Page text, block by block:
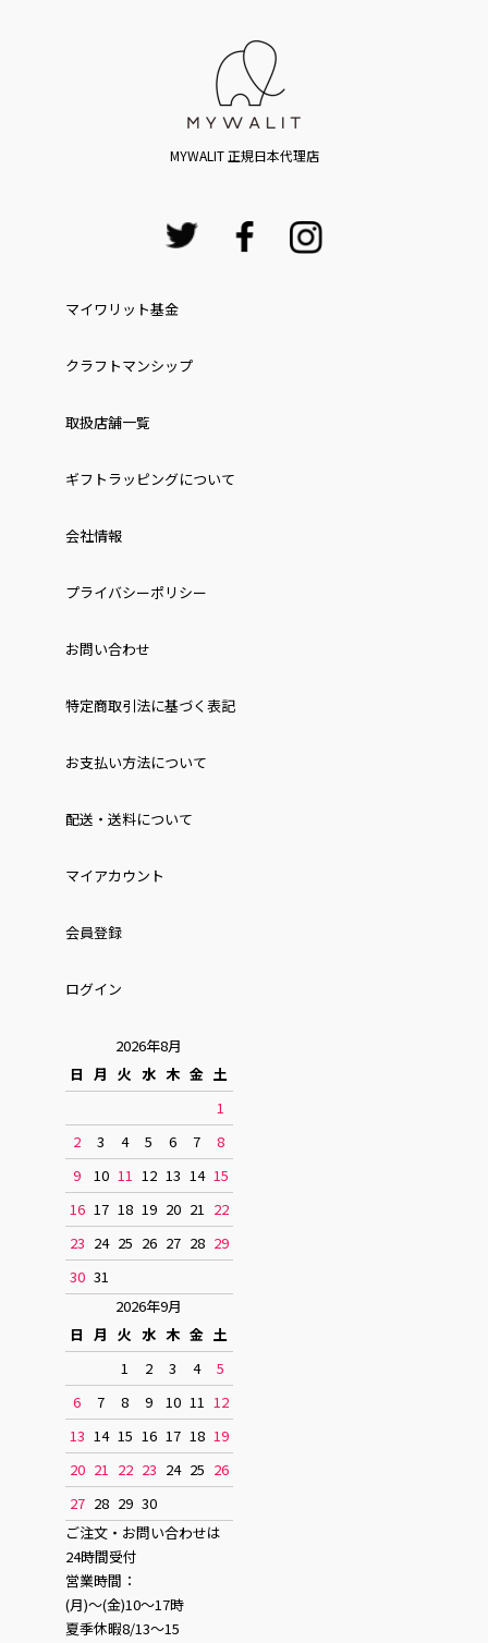
MYWALIT 正規日本代理店
マイワリット基金
クラフトマンシップ
取扱店舗一覧
ギフトラッピングについて
会社情報
プライバシーポリシー
お問い合わせ
特定商取引法に基づく表記
お⽀払い⽅法について
配送・送料について
マイアカウント
会員登録
ログイン
2026年8月
日 月 火 水 木 金 土
1
2
3 4 5 6 7
8
9
10 11 12 13 14 15
16 17 18 19 20 21 22
23 24 25 26 27 28 29
30 31
2026年9月
日 月 火 水 木 金 土
1
2 3 4
5
6
7 8 9 10 11 12
13 14 15 16 17 18 19
20 21 22 23 24 25 26
27 28 29 30
ご注文・お問い合わせは
24時間受付
営業時間：
(月)〜(金)10〜17時
夏季休暇8/13〜15